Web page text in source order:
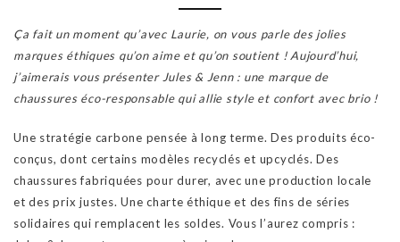
Ça fait un moment qu’avec Laurie, on vous parle des jolies
marques éthiques qu’on aime et qu’on soutient ! Aujourd’hui,
j’aimerais vous présenter Jules & Jenn : une marque de
chaussureséco-responsable qui allie style et confort avec brio !
Une stratégie carbone pensée à long terme. Des produits éco-
conçus, dont certains modèles recyclés et upcyclés. Des
chaussures fabriquées pour durer, avec une production locale
et des prix justes. Une charte éthique et des fins de séries
solidaires qui remplacent les soldes. Vous l’aurez compris :